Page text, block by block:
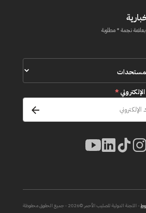
نجمة * مطلوبة
*
- اللجنة الدولية للصليب الأحمر ©2026 - جميع الحقوق محفوظة